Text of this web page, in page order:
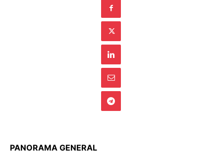
PANORAMA GENERAL